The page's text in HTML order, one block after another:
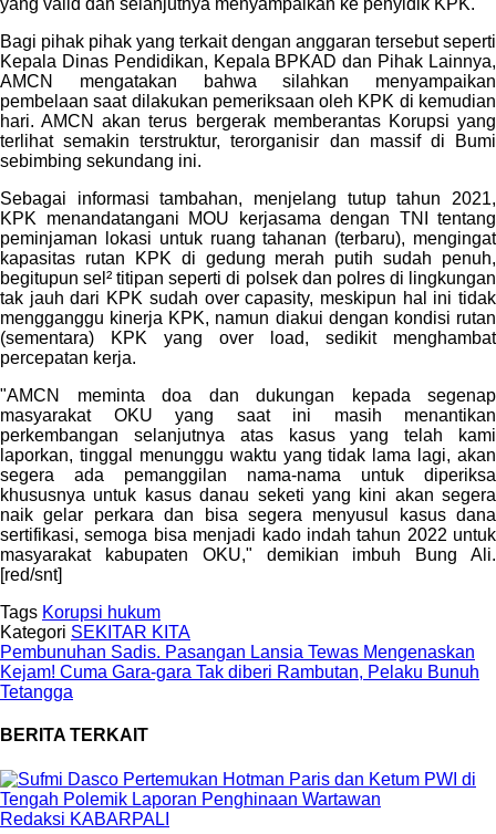
yang valid dan selanjutnya menyampaikan ke penyidik KPK.
Bagi pihak pihak yang terkait dengan anggaran tersebut seperti
Kepala Dinas Pendidikan, Kepala BPKAD dan Pihak Lainnya,
AMCN mengatakan bahwa silahkan menyampaikan
pembelaan saat dilakukan pemeriksaan oleh KPK di kemudian
hari. AMCN akan terus bergerak memberantas Korupsi yang
terlihat semakin terstruktur, terorganisir dan massif di Bumi
sebimbing sekundang ini.
Sebagai informasi tambahan, menjelang tutup tahun 2021,
KPK menandatangani MOU kerjasama dengan TNI tentang
peminjaman lokasi untuk ruang tahanan (terbaru), mengingat
kapasitas rutan KPK di gedung merah putih sudah penuh,
begitupun sel² titipan seperti di polsek dan polres di lingkungan
tak jauh dari KPK sudah over capasity, meskipun hal ini tidak
mengganggu kinerja KPK, namun diakui dengan kondisi rutan
(sementara) KPK yang over load, sedikit menghambat
percepatan kerja.
"AMCN meminta doa dan dukungan kepada segenap
masyarakat OKU yang saat ini masih menantikan
perkembangan selanjutnya atas kasus yang telah kami
laporkan, tinggal menunggu waktu yang tidak lama lagi, akan
segera ada pemanggilan nama-nama untuk diperiksa
khususnya untuk kasus danau seketi yang kini akan segera
naik gelar perkara dan bisa segera menyusul kasus dana
sertifikasi, semoga bisa menjadi kado indah tahun 2022 untuk
masyarakat kabupaten OKU," demikian imbuh Bung Ali.
[red/snt]
Tags Korupsi hukum
Kategori SEKITAR KITA
Pembunuhan Sadis. Pasangan Lansia Tewas Mengenaskan
Kejam! Cuma Gara-gara Tak diberi Rambutan, Pelaku Bunuh
Tetangga
BERITA TERKAIT
Redaksi KABARPALI